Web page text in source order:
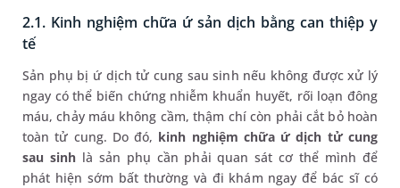
2.1. Kinh nghiệm chữa ứ sản dịch bằng can thiệp y
tế
Sản phụ bị ứ dịch tử cung sau sinh nếu không được xử lý
ngay có thể biến chứng nhiễm khuẩn huyết, rối loạn đông
máu, chảy máu không cầm, thậm chí còn phải cắt bỏ hoàn
toàn tử cung. Do đó, kinh nghiệm chữa ứ dịch tử cung
sau sinh là sản phụ cần phải quan sát cơ thể mình để
phát hiện sớm bất thường và đi khám ngay để bác sĩ có